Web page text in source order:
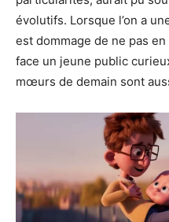
évolutifs. Lorsque l’on a
est dommage de ne pas
face un jeune public
mœurs de demain sont